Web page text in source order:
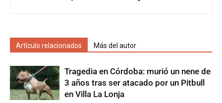
Artículo relacionados Más del autor
Tragedia en Córdoba: murió un nene de
3 años tras ser atacado por un Pitbull
en Villa La Lonja